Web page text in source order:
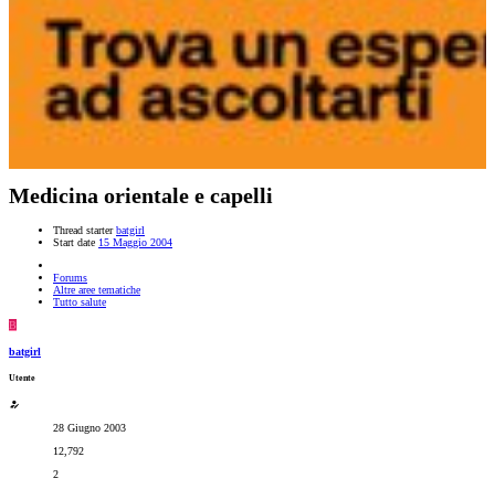
Medicina orientale e capelli
Thread starter batgirl
Start date 15 Maggio 2004
Forums
Altre aree tematiche
Tutto salute
B
batgirl
Utente
28 Giugno 2003
12,792
2